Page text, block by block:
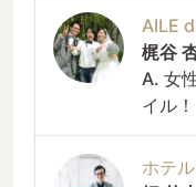
AILE
梶谷
A. 女
イル！
ホテ